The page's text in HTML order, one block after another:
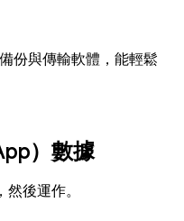
份與傳輸軟體，能輕鬆
）數據
然後運作。